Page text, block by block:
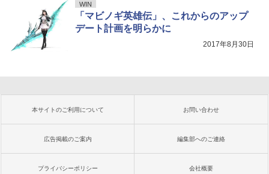
WIN
「マビノギ英雄伝」、これからのアップ
デート計画を明らかに
2017年8月30日
本サイトのご利用について お問い合わせ
広告掲載のご案内 編集部へのご連絡
プライバシーポリシー 会社概要